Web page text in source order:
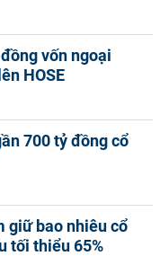
vốn ngoại
HOSE
700 tỷ đồng cổ
giữ bao nhiêu cổ
tối thiểu 65%